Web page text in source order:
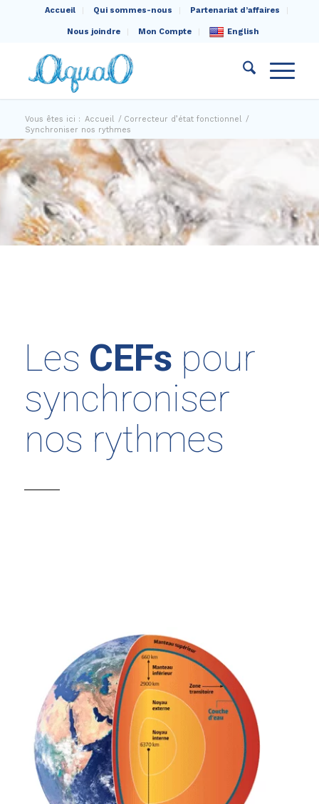
Accueil Qui sommes-nous Partenariat d’affaires
Nous joindre Mon Compte English
Vous êtes ici : Accueil / Correcteur d’état fonctionnel /
Synchroniser nos rythmes
Les CEFs pour
synchroniser
nos rythmes